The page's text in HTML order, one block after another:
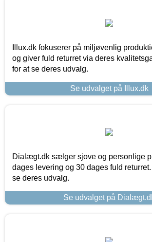
Illux.dk fokuserer på miljøvenlig
og giver fuld returret via deres
for at se deres udvalg.
Se udvalget på Illux.dk
Dialægt.dk sælger sjove og personlige
dages levering og 30 dages fuld
se deres udvalg.
Se udvalget på